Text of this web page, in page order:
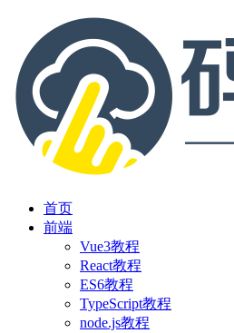
首页
前端
Vue3教程
React教程
ES6教程
TypeScript教程
node.js教程